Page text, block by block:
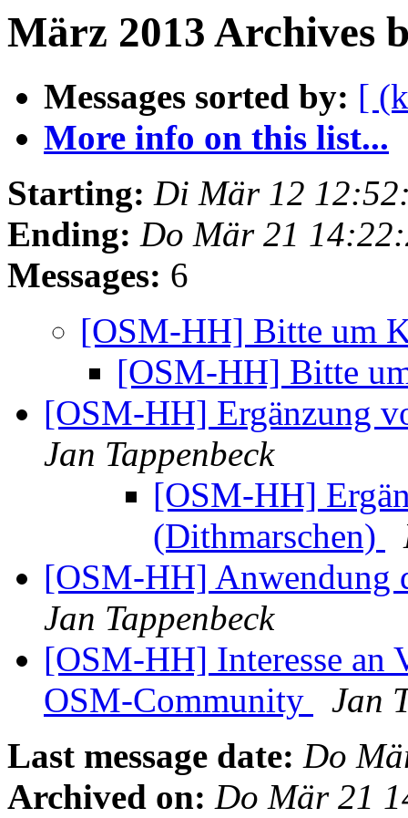
März 2013 Archives
Messages sorted by: [
More info on this list...
Starting: Di Mär 12
Ending: Do Mär 21
Messages: 6
[OSM-HH] Bitte um
[OSM-HH] Bitte
[OSM-HH] Ergänzung
Jan Tappenbeck
[OSM-HH]
(Dithmarschen)
[OSM-HH] Anwendung
Jan Tappenbeck
[OSM-HH] Interesse an
OSM-Community
Jan
Last message date: Do
Archived on: Do Mär 21